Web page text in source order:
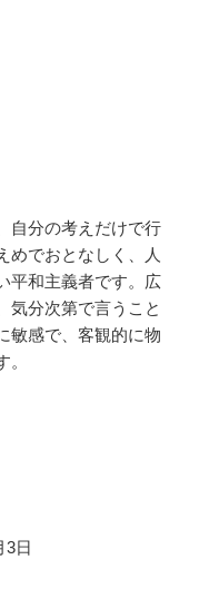
自分の考えだけで行
めでおとなしく、人
平和主義者です。広
気分次第で言うこと
敏感で、客観的に物
3日